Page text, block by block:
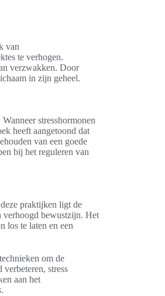
van
te verhogen.
verzwakken. Door
in zijn geheel.
stresshormonen
heeft aangetoond dat
van een goede
bij het reguleren van
praktijken ligt de
verhoogd bewustzijn. Het
los te laten en een
om de
stress
aan het
.